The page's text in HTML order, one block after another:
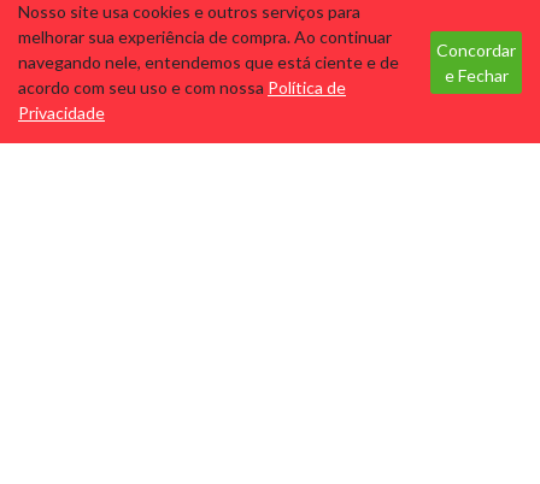
Nosso site usa cookies e outros serviços para
melhorar sua experiência de compra. Ao continuar
navegando nele, entendemos que está ciente e de
acordo com seu uso e com nossa Política de
Privacidade
Concordar
e Fechar
BEAUTY COLOR KIT NOVA
9.1
Cód: 4880 Marca: BEAUTY
COLOR
Tecnologia